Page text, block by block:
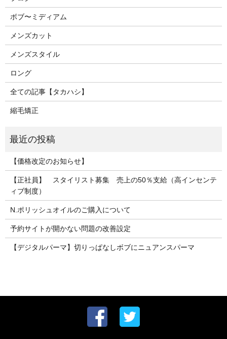
ボブ〜ミディアム
メンズカット
メンズスタイル
ロング
全ての記事【タカハシ】
縮毛矯正
【価格改定のお知らせ】
【正社員】 スタイリスト募集 売上の50％支給（高インセンテ
ィブ制度）
N.ポリッシュオイルのご購入について
予約サイトが開かない問題の改善設定
【デジタルパーマ】切りっぱなしボブにニュアンスパーマ